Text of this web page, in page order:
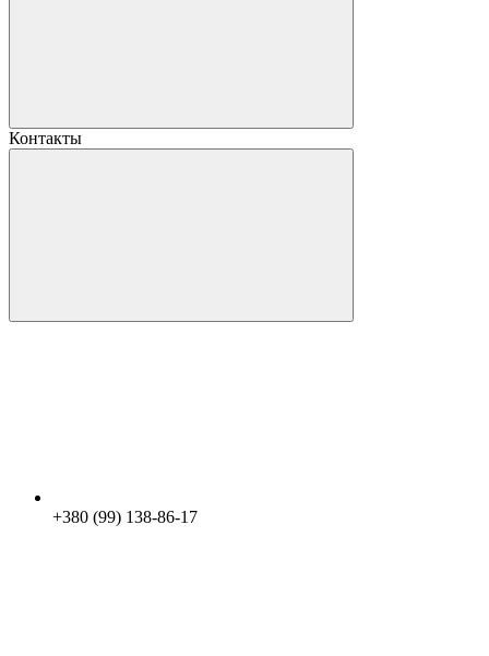
Контакты
+380 (99) 138-86-17